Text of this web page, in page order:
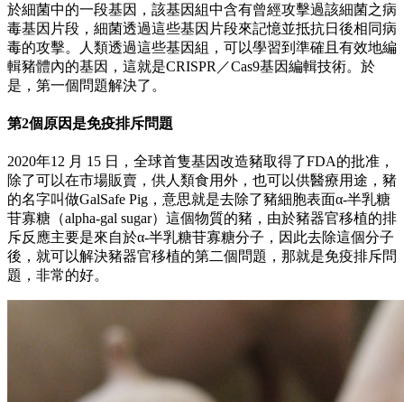
於細菌中的一段基因，該基因組中含有曾經攻擊過該細菌之病
毒基因片段，細菌透過這些基因片段來記憶並抵抗日後相同病
毒的攻擊。人類透過這些基因組，可以學習到準確且有效地編
輯豬體內的基因，這就是CRISPR ／Cas9基因編輯技術。於
是，第一個問題解決了。
第2個原因是免疫排斥問題
2020年12 月 15 日，全球首隻基因改造豬取得了FDA的批准，
除了可以在市場販賣，供人類食用外，也可以供醫療用途，豬
的名字叫做GalSafe Pig ，意思就是去除了豬細胞表面α-半乳糖
苷寡糖（alpha-gal sugar）這個物質的豬，由於豬器官移植的排
斥反應主要是來自於α-半乳糖苷寡糖分子，因此去除這個分子
後，就可以解決豬器官移植的第二個問題，那就是免疫排斥問
題，非常的好。